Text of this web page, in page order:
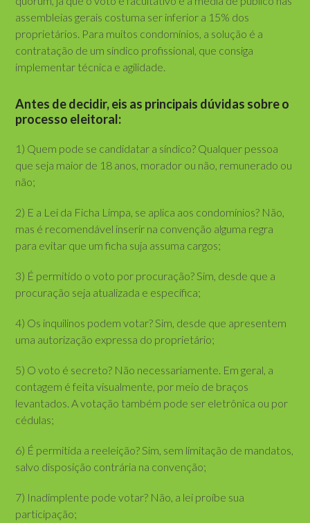
assembleias gerais costuma ser inferior a 15% dos
proprietários. Para muitos condomínios, a solução é a
contratação de um síndico profissional, que consiga
implementar técnica e agilidade.
Antes de decidir, eis as principais dúvidas sobre o
processo eleitoral:
1) Quem pode se candidatar a síndico? Qualquer pessoa
que seja maior de 18 anos, morador ou não, remunerado ou
não;
2) E a Lei da Ficha Limpa, se aplica aos condomínios? Não,
mas é recomendável inserir na convenção alguma regra
para evitar que um ficha suja assuma cargos;
3) É permitido o voto por procuração? Sim, desde que a
procuração seja atualizada e específica;
4) Os inquilinos podem votar? Sim, desde que apresentem
uma autorização expressa do proprietário;
5) O voto é secreto? Não necessariamente. Em geral, a
contagem é feita visualmente, por meio de braços
levantados. A votação também pode ser eletrônica ou por
cédulas;
6) É permitida a reeleição? Sim, sem limitação de mandatos,
salvo disposição contrária na convenção;
7) Inadimplente pode votar? Não, a lei proíbe sua
participação;